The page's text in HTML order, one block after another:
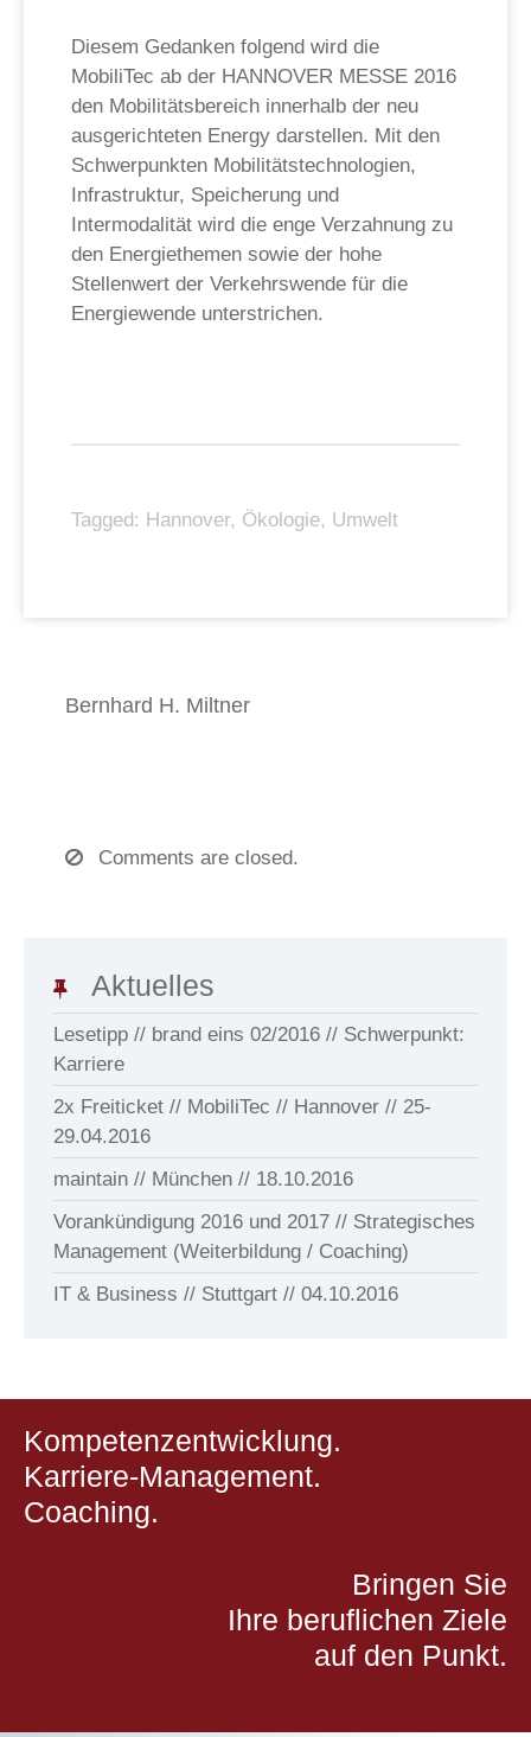
Diesem Gedanken folgend wird die
MobiliTec ab der HANNOVER MESSE 2016
den Mobilitätsbereich innerhalb der neu
ausgerichteten Energy darstellen. Mit den
Schwerpunkten Mobilitätstechnologien,
Infrastruktur, Speicherung und
Intermodalität wird die enge Verzahnung zu
den Energiethemen sowie der hohe
Stellenwert der Verkehrswende für die
Energiewende unterstrichen.
Tagged: Hannover, Ökologie, Umwelt
Bernhard H. Miltner
Comments are closed.
Aktuelles
Lesetipp // brand eins 02/2016 // Schwerpunkt:
Karriere
2x Freiticket // MobiliTec // Hannover // 25-
29.04.2016
maintain // München // 18.10.2016
Vorankündigung 2016 und 2017 // Strategisches
Management (Weiterbildung / Coaching)
IT & Business // Stuttgart // 04.10.2016
Kompetenzentwicklung.
Karriere-Management.
Coaching.
Bringen Sie
Ihre beruflichen Ziele
auf den Punkt.